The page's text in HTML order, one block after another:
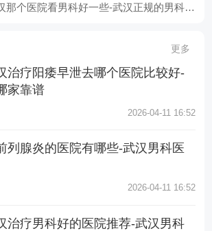
排名展现：武汉那个医院看男科好一些-武汉正规的男科医院推荐
更多
治疗阳痿早泄去哪个医院比较好-
家靠谱
2026-04-11 16:52
列腺炎的医院有哪些-武汉男科医
2026-04-11 16:52
治疗男科好的医院推荐-武汉男科